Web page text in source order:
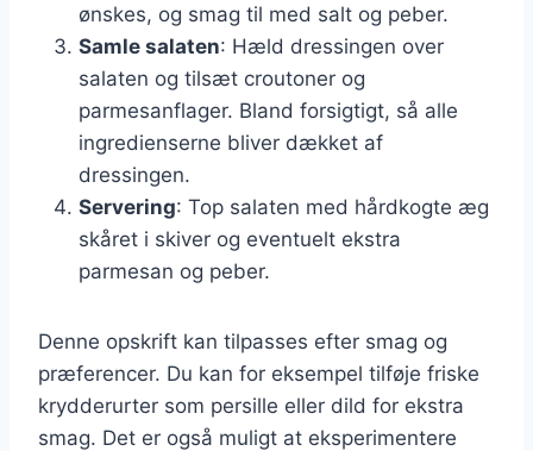
ønskes, og smag til med salt og peber.
Samle salaten: Hæld dressingen over
salaten og tilsæt croutoner og
parmesanflager. Bland forsigtigt, så alle
ingredienserne bliver dækket af
dressingen.
Servering: Top salaten med hårdkogte æg
skåret i skiver og eventuelt ekstra
parmesan og peber.
Denne opskrift kan tilpasses efter smag og
præferencer. Du kan for eksempel tilføje friske
krydderurter som persille eller dild for ekstra
smag. Det er også muligt at eksperimentere